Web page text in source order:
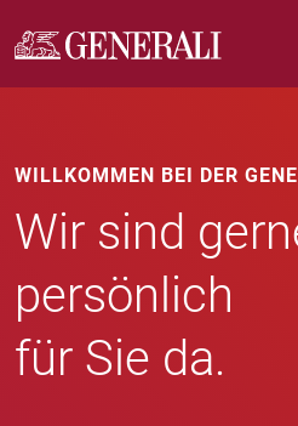
WILLKOMMEN BEI DER
Wir sind
persönlich
für Sie da.